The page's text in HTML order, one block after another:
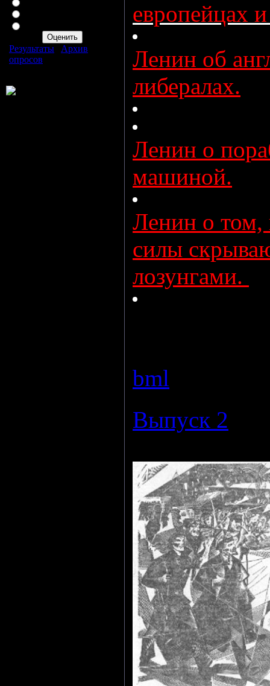
Результаты
Архив
опросов
европейцах
Ленин об
либералах.
Ленин о
машиной.
Ленин о том,
силы
лозунгами.
bml
Выпуск 2